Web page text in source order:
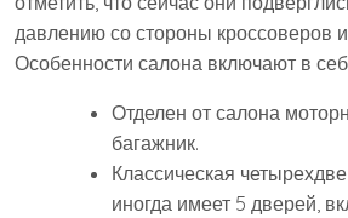
давлению со стороны кроссоверов и
Особенности салона включают в
Отделен от салона
багажник.
Классическая
иногда имеет 5 дверей,